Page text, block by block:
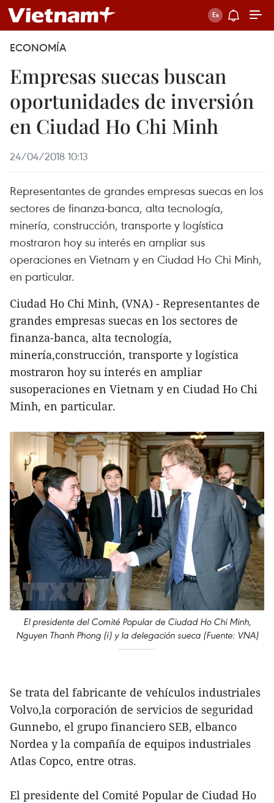
ECONOMÍA
Empresas suecas buscan
oportunidades de inversión
en Ciudad Ho Chi Minh
24/04/2018 10:13
Representantes de grandes empresas suecas en los
sectores de finanza-banca, alta tecnología,
minería, construcción, transporte y logística
mostraron hoy su interés en ampliar sus
operaciones en Vietnam y en Ciudad Ho Chi Minh,
en particular.
Ciudad Ho Chi Minh, (VNA) - Representantes de
grandes empresas suecas en los sectores de
finanza-banca, alta tecnología,
minería,construcción, transporte y logística
mostraron hoy su interés en ampliar
susoperaciones en Vietnam y en Ciudad Ho Chi
Minh, en particular.
El presidente del Comité Popular de Ciudad Ho Chi Minh,
Nguyen Thanh Phong (i) y la delegación sueca (Fuente: VNA)
Se trata del fabricante de vehículos industriales
Volvo,la corporación de servicios de seguridad
Gunnebo, el grupo financiero SEB, elbanco
Nordea y la compañía de equipos industriales
Atlas Copco, entre otras.
El presidente del Comité Popular de Ciudad Ho